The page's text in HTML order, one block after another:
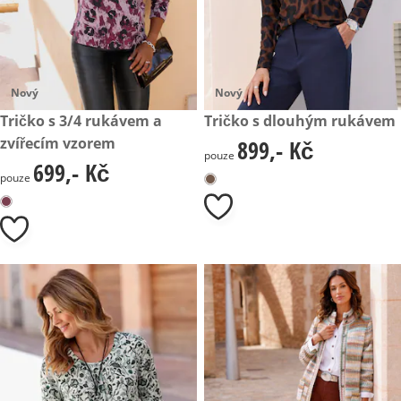
Nový
699,- Kč
Tričko s 3/4 rukávem a
zvířecím vzorem
699,- Kč
pouze 699,- Kč
Nový
899,- Kč
Tričko s dlouhým rukávem
899,- Kč
pouze 899,- Kč